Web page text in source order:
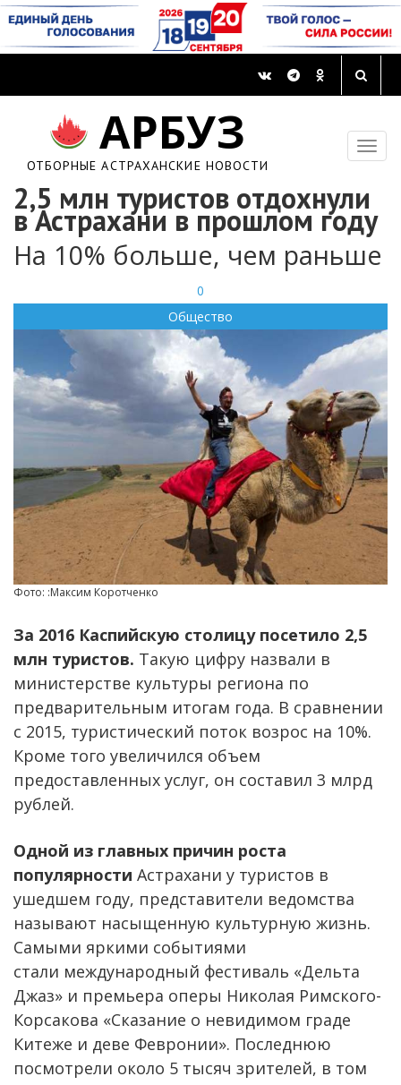
АРБУЗ
ОТБОРНЫЕ АСТРАХАНСКИЕ НОВОСТИ
2,5 млн туристов отдохнули
в Астрахани в прошлом году
На 10% больше, чем раньше
0
Общество
Фото: :Максим Коротченко
За 2016 Каспийскую столицу посетило 2,5
млн туристов. Такую цифру назвали в
министерстве культуры региона по
предварительным итогам года. В сравнении
с 2015, туристический поток возрос на 10%.
Кроме того увеличился объем
предоставленных услуг, он составил 3 млрд
рублей.
Одной из главных причин роста
популярности Астрахани у туристов в
ушедшем году, представители ведомства
называют насыщенную культурную жизнь.
Самыми яркими событиями
стали международный фестиваль «Дельта
Джаз» и премьера оперы Николая Римского-
Корсакова «Сказание о невидимом граде
Китеже и деве Февронии». Последнюю
посмотрели около 5 тысяч зрителей, в том